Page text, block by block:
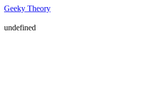
Geeky Theory
undefined